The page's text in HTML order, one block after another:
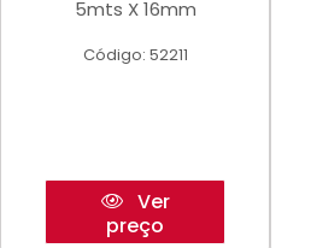
5mts X 16mm
Código: 52211
Ver
preço